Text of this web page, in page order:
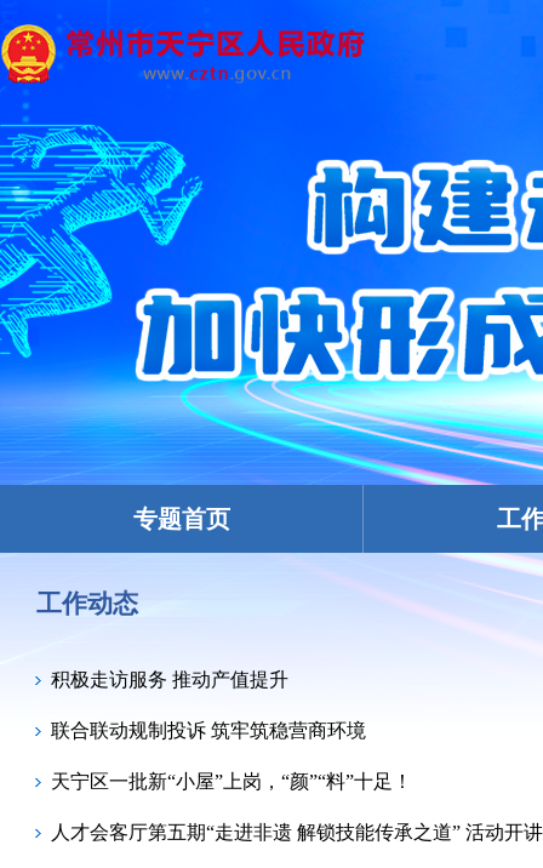
专题首页 工
工作动态
积极走访服务 推动产值提升
联合联动规制投诉 筑牢筑稳营商环境
天宁区一批新“小屋”上岗，“颜”“料”十足！
人才会客厅第五期“走进非遗 解锁技能传承之道” 活动开讲